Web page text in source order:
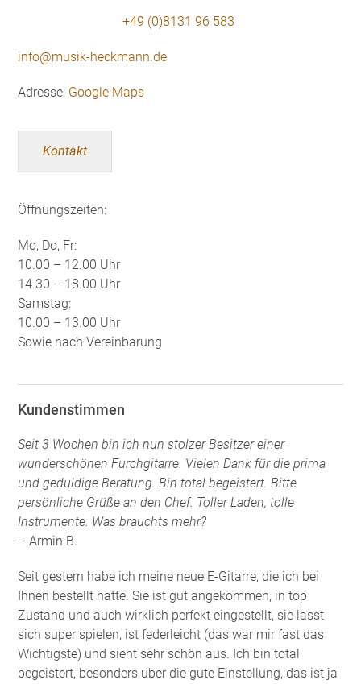
+49 (0)8131 96 583
info@musik-heckmann.de
Adresse: Google Maps
Kontakt
Öffnungszeiten:
Mo, Do, Fr:
10.00 – 12.00 Uhr
14.30 – 18.00 Uhr
Samstag:
10.00 – 13.00 Uhr
Sowie nach Vereinbarung
Kundenstimmen
Seit 3 Wochen bin ich nun stolzer Besitzer einer
wunderschönen Furchgitarre. Vielen Dank für die prima
und geduldige Beratung. Bin total begeistert. Bitte
persönliche Grüße an den Chef. Toller Laden, tolle
Instrumente. Was brauchts mehr?
– Armin B.
Seit gestern habe ich meine neue E-Gitarre, die ich bei
Ihnen bestellt hatte. Sie ist gut angekommen, in top
Zustand und auch wirklich perfekt eingestellt, sie lässt
sich super spielen, ist federleicht (das war mir fast das
Wichtigste) und sieht sehr schön aus. Ich bin total
begeistert, besonders über die gute Einstellung, das ist ja